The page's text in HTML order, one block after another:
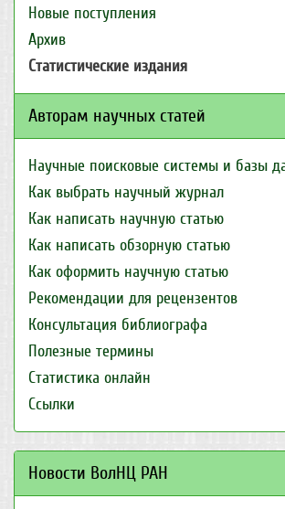
Новые поступления
Архив
Статистические издания
Авторам научных статей
Научные поисковые системы и базы
Как выбрать научный журнал
Как написать научную статью
Как написать обзорную статью
Как оформить научную статью
Рекомендации для рецензентов
Консультация библиографа
Полезные термины
Статистика онлайн
Ссылки
Новости ВолНЦ РАН